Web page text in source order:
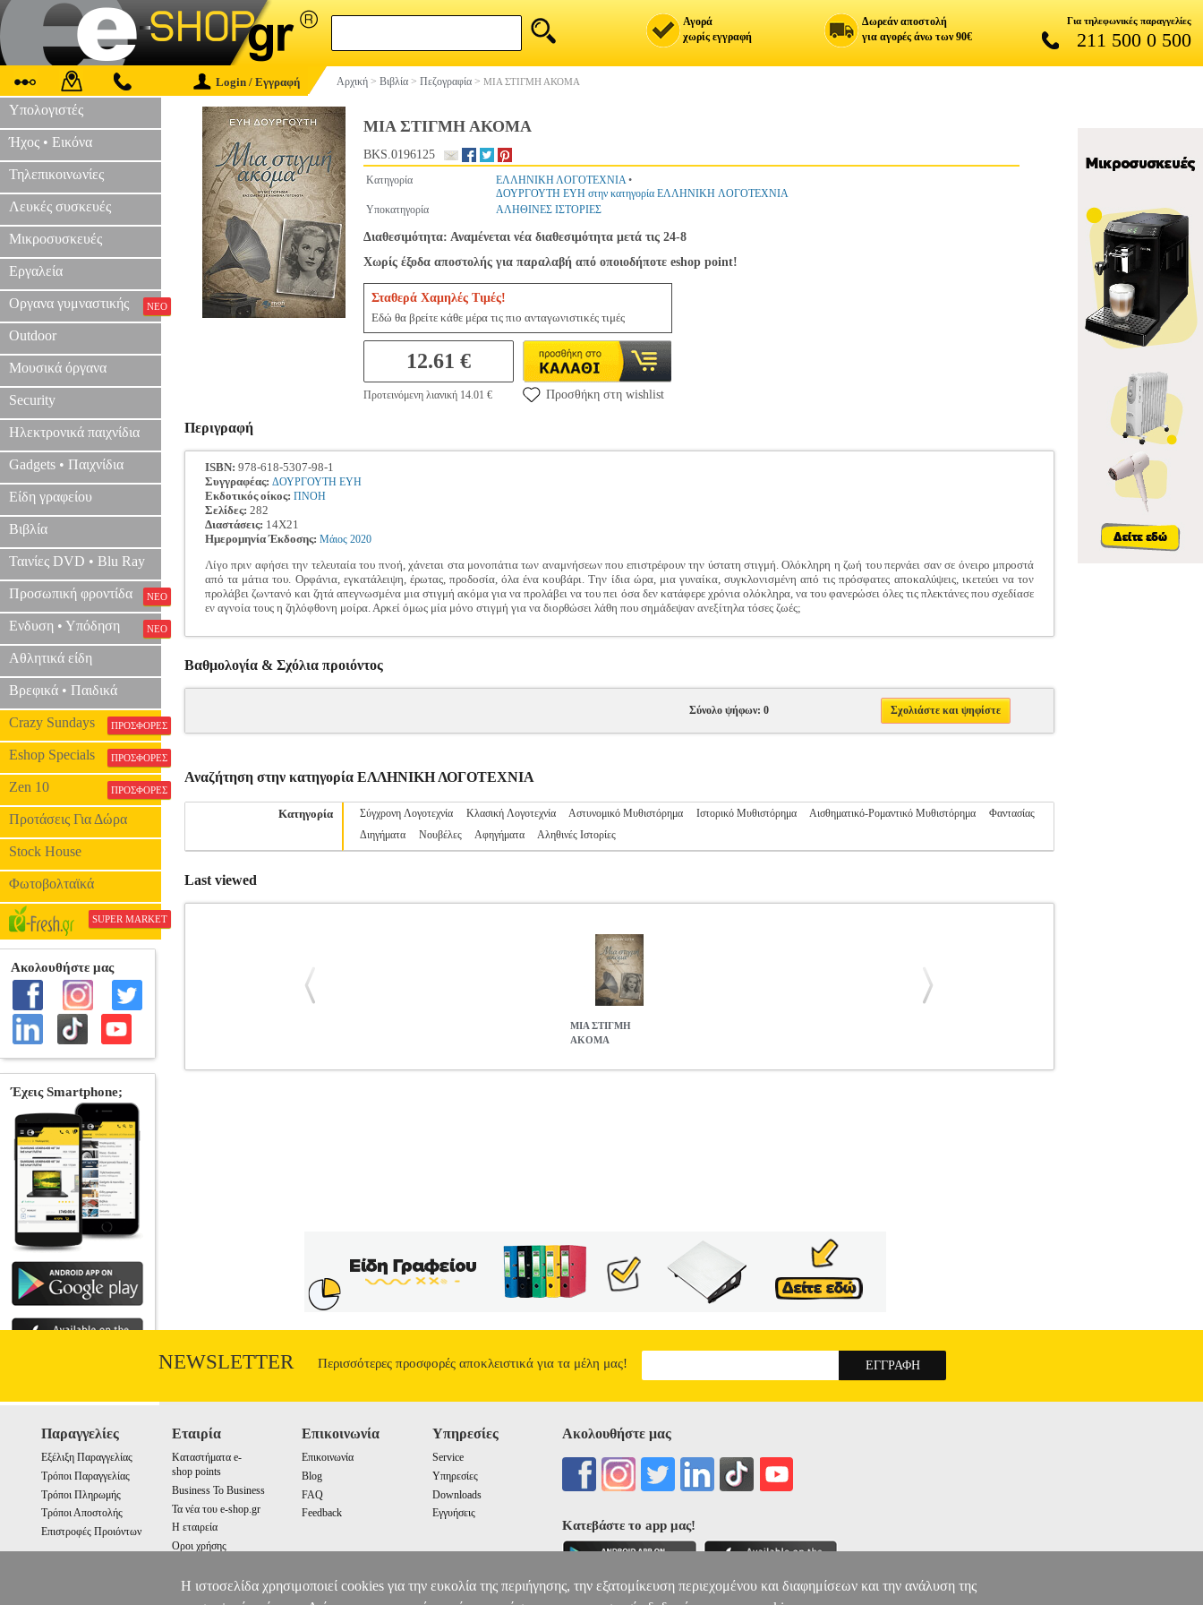
Αγορά
χωρίς εγγραφή
Δωρεάν αποστολή
για αγορές άνω των 90€
Για τηλεφωνικές παραγγελίες
211 500 0 500
Login / Εγγραφή Αρχική > Βιβλία > Πεζογραφία > ΜΙΑ ΣΤΙΓΜΗ ΑΚΟΜΑ
Υπολογιστές
Ήχος • Εικόνα
Τηλεπικοινωνίες
Λευκές συσκευές
Μικροσυσκευές
Εργαλεία
Οργανα γυμναστικής ΝΕΟ
Outdoor
Μουσικά όργανα
Security
Ηλεκτρονικά παιχνίδια
Gadgets • Παιχνίδια
Είδη γραφείου
Βιβλία
Ταινίες DVD • Blu Ray
Προσωπική φροντίδα ΝΕΟ
Ενδυση • Υπόδηση ΝΕΟ
Αθλητικά είδη
Βρεφικά • Παιδικά
Crazy Sundays ΠΡΟΣΦΟΡΕΣ
Eshop Specials ΠΡΟΣΦΟΡΕΣ
Zen 10 ΠΡΟΣΦΟΡΕΣ
Προτάσεις Για Δώρα
Stock House
Φωτοβολταϊκά
SUPER MARKET
ΜΙΑ ΣΤΙΓΜΗ ΑΚΟΜΑ
BKS.0196125
Κατηγορία ΕΛΛΗΝΙΚΗ ΛΟΓΟΤΕΧΝΙΑ•
ΔΟΥΡΓΟΥΤΗ ΕΥΗ στην κατηγορία ΕΛΛΗΝΙΚΗ ΛΟΓΟΤΕΧΝΙΑ
Υποκατηγορία
ΑΛΗΘΙΝΕΣ ΙΣΤΟΡΙΕΣ
Διαθεσιμότητα: Αναμένεται νέα διαθεσιμότητα μετά τις 24-8
Χωρίς έξοδα αποστολής για παραλαβή από οποιοδήποτε eshop point!
Σταθερά Χαμηλές Τιμές!
Εδώ θα βρείτε κάθε μέρα τις πιο ανταγωνιστικές τιμές
12.61 €
Προτεινόμενη λιανική 14.01 € Προσθήκη στη wishlist
Περιγραφή
ISBN: 978-618-5307-98-1
Συγγραφέας: ΔΟΥΡΓΟΥΤΗ ΕΥΗ
Εκδοτικός οίκος: ΠΝΟΗ
Σελίδες: 282
Διαστάσεις: 14Χ21
Ημερομηνία Έκδοσης: Μάιος 2020
Λίγο πριν αφήσει την τελευταία του πνοή, χάνεται στα μονοπάτια των αναμνήσεων που επιστρέφουν την ύστατη στιγμή. Ολόκληρη η ζωή του περνάει σαν σε όνειρο μπροστά
από τα μάτια του. Ορφάνια, εγκατάλειψη, έρωτας, προδοσία, όλα ένα κουβάρι. Την ίδια ώρα, μια γυναίκα, συγκλονισμένη από τις πρόσφατες αποκαλύψεις, ικετεύει να τον
προλάβει ζωντανό και ζητά απεγνωσμένα μια στιγμή ακόμα για να προλάβει να του πει όσα δεν κατάφερε χρόνια ολόκληρα, να του φανερώσει όλες τις πλεκτάνες που σχεδίασε
εν αγνοία τους η ζηλόφθονη μοίρα. Αρκεί όμως μία μόνο στιγμή για να διορθώσει λάθη που σημάδεψαν ανεξίτηλα τόσες ζωές;
Βαθμολογία & Σχόλια προιόντος
Σύνολο ψήφων: 0 Σχολιάστε και ψηφίστε
Αναζήτηση στην κατηγορία ΕΛΛΗΝΙΚΗ ΛΟΓΟΤΕΧΝΙΑ
Κατηγορία Σύγχρονη Λογοτεχνία Κλασική Λογοτεχνία Αστυνομικό Μυθιστόρημα Ιστορικό Μυθιστόρημα Αισθηματικό-Ρομαντικό Μυθιστόρημα
Φαντασίας
Διηγήματα
Νουβέλες Αφηγήματα Αληθινές Ιστορίες
Last viewed
ΜΙΑ ΣΤΙΓΜΗ
ΑΚΟΜΑ
NEWSLETTER Περισσότερες προσφορές αποκλειστικά για τα μέλη μας!
Παραγγελίες
Εξέλιξη Παραγγελίας
Τρόποι Παραγγελίας
Τρόποι Πληρωμής
Τρόποι Αποστολής
Επιστροφές Προιόντων
Εταιρία
Καταστήματα e-
shop points
Business To Business
Τα νέα του e-shop.gr
Η εταιρεία
Οροι χρήσης
Επικοινωνία
Επικοινωνία
Blog
FAQ
Feedback
Υπηρεσίες
Service
Υπηρεσίες
Downloads
Εγγυήσεις
Ακολουθήστε μας
Κατεβάστε το app μας!
Η ιστοσελίδα χρησιμοποιεί cookies για την ευκολία της περιήγησης, την εξατομίκευση περιεχομένου και διαφημίσεων και την ανάλυση της